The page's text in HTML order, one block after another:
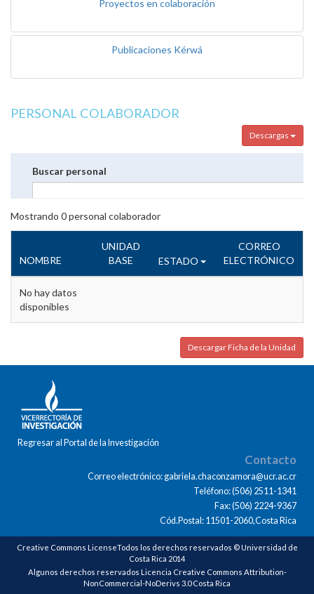
Proyectos en colaboración
Publicaciones Kérwá
PERSONAL COLABORADOR
Descargas
Buscar personal
Mostrando 0personal colaborador
NOMBRE
UNIDAD
BASE
ESTADO
CORREO
ELECTRÓNICO
No hay datos
disponibles
Descargar Ficha de la Unidad
Regresar al Portal de la Investigación
Contacto
Correo electrónico: gabriela.chaconzamora@ucr.ac.cr
Teléfono: (506) 2511-1341
Fax: (506) 2224-9367
Cód.Postal: 11501-2060,Costa Rica
Creative Commons LicenseTodos los derechos reservados © Universidad de
Costa Rica 2014
Algunos derechos reservados Licencia Creative Commons Attribution-
NonCommercial-NoDerivs 3.0 Costa Rica